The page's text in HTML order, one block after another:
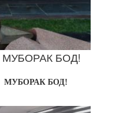
МУБОРАК БОД!
МУБОРАК БОД!